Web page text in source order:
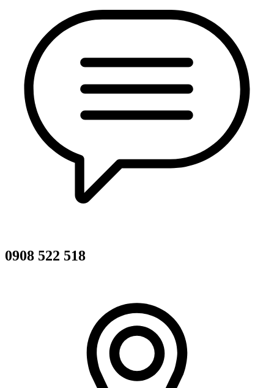
0908 522 518